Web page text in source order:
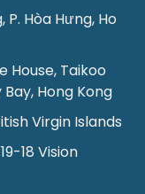
P. Hòa Hưng, Ho
House, Taikoo
Bay, Hong Kong
Virgin Islands
18 Vision